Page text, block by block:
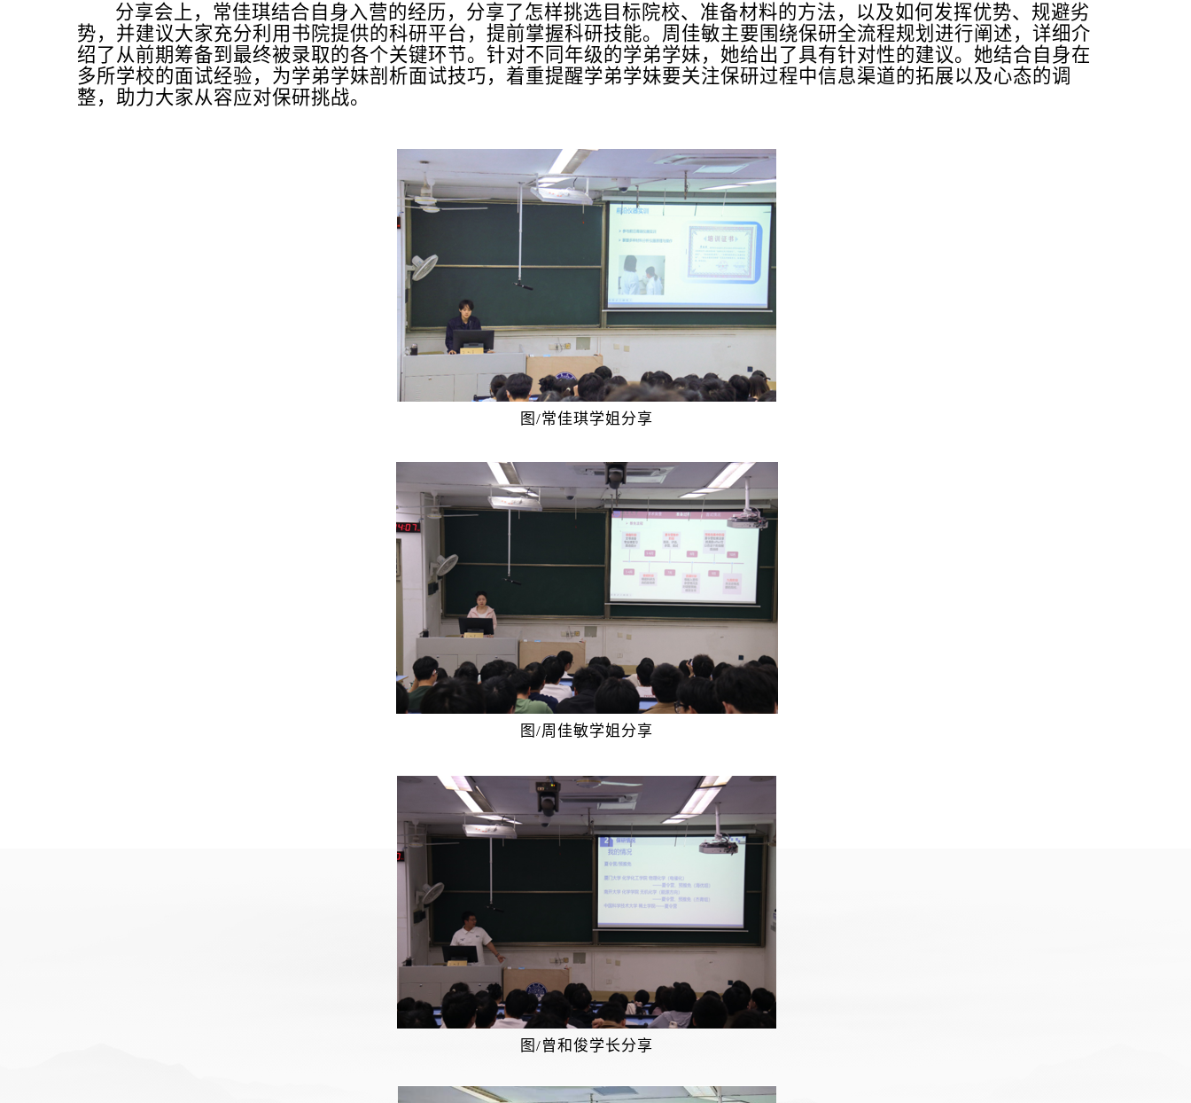
分享会上，常佳琪结合自身入营的经历，分享了怎样挑选目标院校、准备材料的方法，以及如何发挥优势、规避劣
势，并建议大家充分利用书院提供的科研平台，提前掌握科研技能。周佳敏主要围绕保研全流程规划进行阐述，详细介
绍了从前期筹备到最终被录取的各个关键环节。针对不同年级的学弟学妹，她给出了具有针对性的建议。她结合自身在
多所学校的面试经验，为学弟学妹剖析面试技巧，着重提醒学弟学妹要关注保研过程中信息渠道的拓展以及心态的调
整，助力大家从容应对保研挑战。
图/常佳琪学姐分享
图/周佳敏学姐分享
图/曾和俊学长分享